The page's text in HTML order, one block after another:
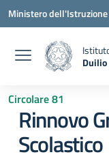
Vai ai contenuti
Vai al menu di
Vai al footer
Ministero
Circolare 81
Rinnovo
Scolastico